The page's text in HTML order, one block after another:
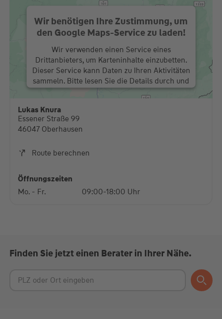
Wir benötigen Ihre Zustimmung, um
den Google Maps-Service zu laden!
Wir verwenden einen Service eines
Drittanbieters, um Karteninhalte einzubetten.
Dieser Service kann Daten zu Ihren Aktivitäten
sammeln. Bitte lesen Sie die Details durch und
stimmen Sie der Nutzung des Service zu, um
diese Karte anzuzeigen.
Mehr Informationen
Lukas Knura
Essener Straße 99
46047 Oberhausen
Route berechnen
Öffnungszeiten
Mo. - Fr.
09:00-18:00 Uhr
Finden Sie jetzt einen Berater in Ihrer Nähe.